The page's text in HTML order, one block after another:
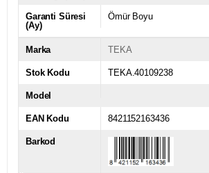
Garanti Süresi
(Ay)
Ömür Boyu
Marka TEKA
Stok Kodu TEKA.40109238
Model
EAN Kodu 8421152163436
Barkod